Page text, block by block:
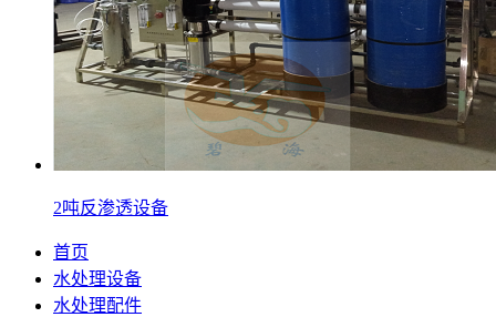
2吨反渗透设备
首页
水处理设备
水处理配件